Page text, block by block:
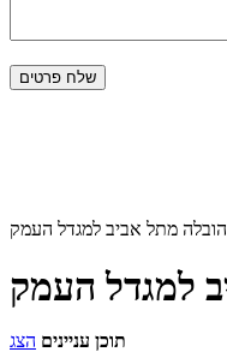
הובלה מתל אביב למגדל העמק
למגדל העמק
תוכן עניינים הצג